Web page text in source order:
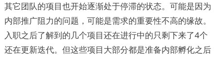
其它团队的项目也开始逐渐处于停滞的状态。可能是因为
内部推广阻力的问题，可能是需求的重要性不高的缘故。
入职之后了解到的几个项目还在进行中的只剩下来了4个
还在更新迭代。但这些项目大部分都是准备内部孵化之后